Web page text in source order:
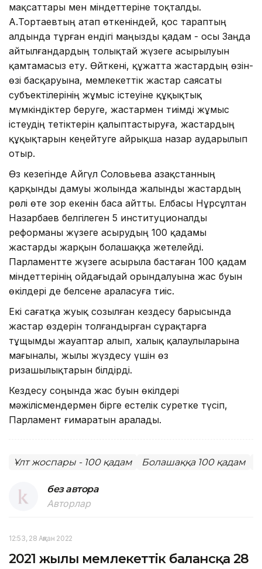
мақсаттары мен міндеттеріне тоқталды.
А.Тортаевтың атап өткеніндей, қос тараптың
алдында тұрған ендігі маңызды қадам - осы Заңда
айтылғандардың толықтай жүзеге асырылуын
қамтамасыз ету. Өйткені, құжатта жастардың өзін-
өзі басқаруына, мемлекеттік жастар саясаты
субъектілерінің жұмыс істеуіне құқықтық
мүмкіндіктер беруге, жастармен тиімді жұмыс
істеудің тетіктерін қалыптастыруға, жастардың
құқықтарын кеңейтуге айрықша назар аударылып
отыр.
Өз кезегінде Айгүл Соловьева Қазақстанның
қарқынды дамуы жолында жалынды жастардың
рөлі өте зор екенін баса айтты. Елбасы Нұрсұлтан
Назарбаев белгілеген 5 институционалды
реформаны жүзеге асырудың 100 қадамы
жастарды жарқын болашаққа жетелейді.
Парламентте жүзеге асырыла бастаған 100 қадам
міндеттерінің ойдағыдай орындалуына жас буын
өкілдері де белсене араласуға тиіс.
Екі сағатқа жуық созылған кездесу барысында
жастар өздерін толғандырған сұрақтарға
тұщымды жауаптар алып, халық қалаулыларына
мағыналы, жылы жүздесу үшін өз
ризашылықтарын білдірді.
Кездесу соңында жас буын өкілдері
мәжілісмендермен бірге естелік суретке түсіп,
Парламент ғимаратын аралады.
Ұлт жоспары - 100 қадам Болашаққа 100 қадам
без автора
Авторлар
12:53, 28 Ақпан 2022
2021 жылы мемлекеттік балансқа 28